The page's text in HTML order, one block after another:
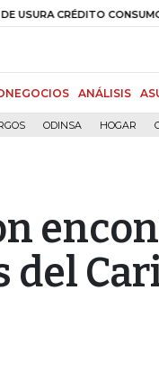
CRÉDITO CONSUMO
ANÁLISIS
ODINSA HOGAR
del